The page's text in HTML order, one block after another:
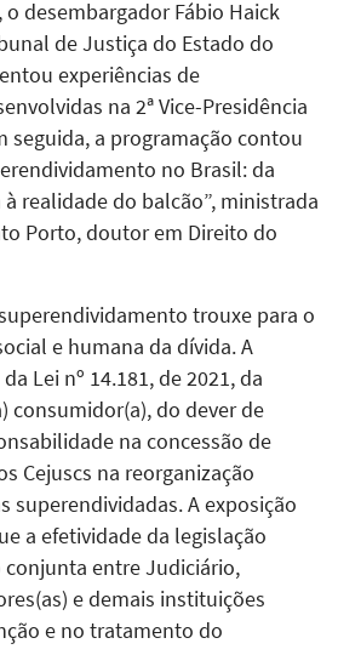
desembargador Fábio Haick
de Justiça do Estado do
experiências de
na 2ª Vice-Presidência
seguida, a programação contou
no Brasil: da
realidade do balcão”, ministrada
Porto, doutor em Direito do
trouxe para o
e humana da dívida. A
Lei nº 14.181, de 2021, da
consumidor(a), do dever de
na concessão de
Cejuscs na reorganização
superendividadas. A exposição
a efetividade da legislação
entre Judiciário,
e demais instituições
e no tratamento do